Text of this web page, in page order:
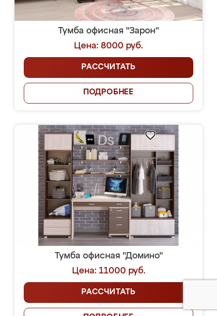
Тумба офисная "Зарон"
Цена: 8000 руб.
РАССЧИТАТЬ
ПОДРОБНЕЕ
Тумба офисная "Домино"
Цена: 11000 руб.
РАССЧИТАТЬ